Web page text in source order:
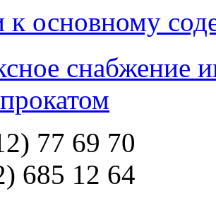
к основному
снабжение
77 69 70
685 12 64